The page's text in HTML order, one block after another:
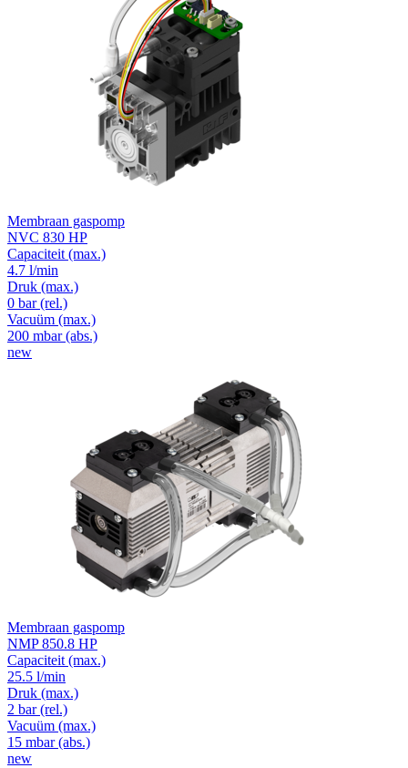
Membraan gaspomp
NVC 830 HP
Capaciteit (max.)
4.7 l/min
Druk (max.)
0 bar (rel.)
Vacuüm (max.)
200 mbar (abs.)
new
Membraan gaspomp
NMP 850.8 HP
Capaciteit (max.)
25.5 l/min
Druk (max.)
2 bar (rel.)
Vacuüm (max.)
15 mbar (abs.)
new